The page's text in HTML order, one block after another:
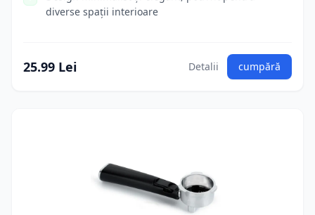
diverse spații interioare
25.99 Lei Detalii cumpără